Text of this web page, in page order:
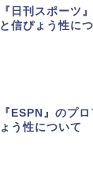
『日刊スポーツ
と信ぴょう性に
『ESPN』のプ
ょう性について